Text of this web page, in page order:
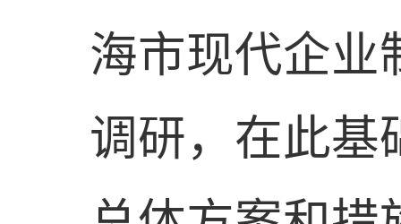
海市现代企业
调研，在此基